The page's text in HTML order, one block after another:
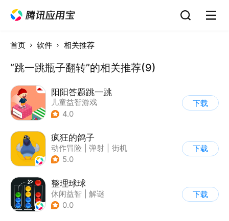
首页 软件 相关推荐
“跳一跳瓶子翻转”的相关推荐(9)
阳阳答题跳一跳
儿童益智游戏
| 知识竞赛
4.0
下载
疯狂的鸽子
动作冒险 弹射
街机
| 清新
5.0
下载
整理球球
休闲益智
解谜
0.0
下载